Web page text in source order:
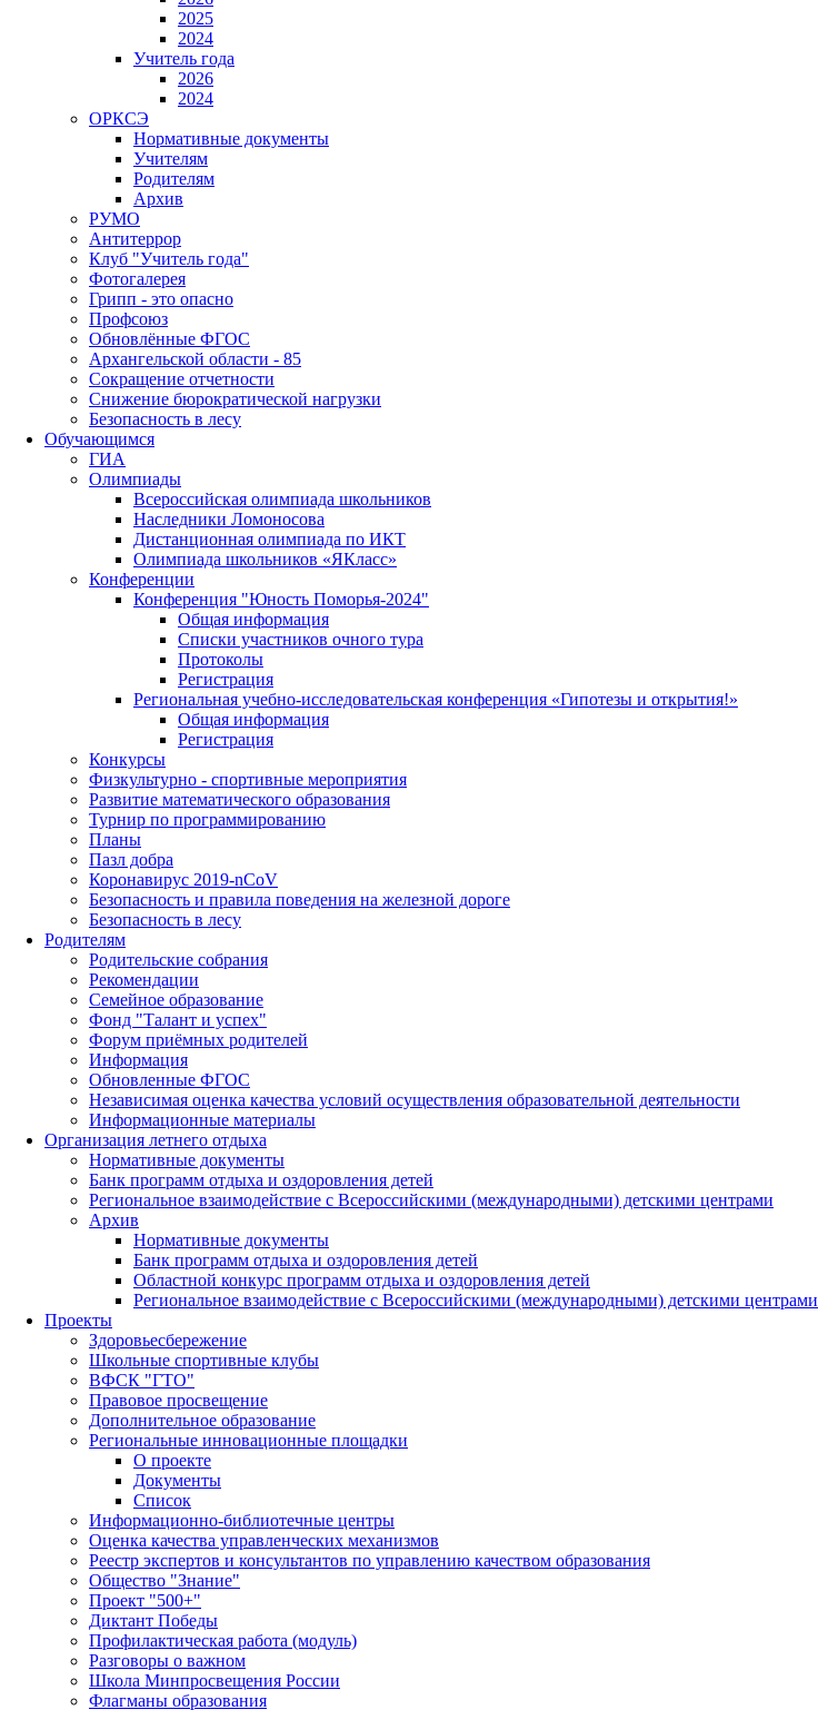
2025
2024
Учитель года
2026
2024
ОРКСЭ
Нормативные документы
Учителям
Родителям
Архив
РУМО
Антитеррор
Клуб "Учитель года"
Фотогалерея
Грипп - это опасно
Профсоюз
Обновлённые ФГОС
Архангельской области - 85
Сокращение отчетности
Снижение бюрократической нагрузки
Безопасность в лесу
Обучающимся
ГИА
Олимпиады
Всероссийская олимпиада школьников
Наследники Ломоносова
Дистанционная олимпиада по ИКТ
Олимпиада школьников «ЯКласс»
Конференции
Конференция "Юность Поморья-2024"
Общая информация
Списки участников очного тура
Протоколы
Регистрация
Региональная учебно-исследовательская конференция «Гипотезы и открытия!»
Общая информация
Регистрация
Конкурсы
Физкультурно - спортивные мероприятия
Развитие математического образования
Турнир по программированию
Планы
Пазл добра
Коронавирус 2019-nCoV
Безопасность и правила поведения на железной дороге
Безопасность в лесу
Родителям
Родительские собрания
Рекомендации
Семейное образование
Фонд "Талант и успех"
Форум приёмных родителей
Информация
Обновленные ФГОС
Независимая оценка качества условий осуществления образовательной деятельности
Информационные материалы
Организация летнего отдыха
Нормативные документы
Банк программ отдыха и оздоровления детей
Региональное взаимодействие с Всероссийскими (международными) детскими центрами
Архив
Нормативные документы
Банк программ отдыха и оздоровления детей
Областной конкурс программ отдыха и оздоровления детей
Региональное взаимодействие с Всероссийскими (международными) детскими центрами
Проекты
Здоровьесбережение
Школьные спортивные клубы
ВФСК "ГТО"
Правовое просвещение
Дополнительное образование
Региональные инновационные площадки
О проекте
Документы
Список
Информационно-библиотечные центры
Оценка качества управленческих механизмов
Реестр экспертов и консультантов по управлению качеством образования
Общество "Знание"
Проект "500+"
Диктант Победы
Профилактическая работа (модуль)
Разговоры о важном
Школа Минпросвещения России
Флагманы образования